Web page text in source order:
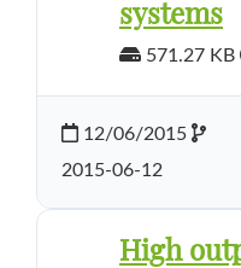
systems
571.27 KB
12/06/2015
2015-06-12
High